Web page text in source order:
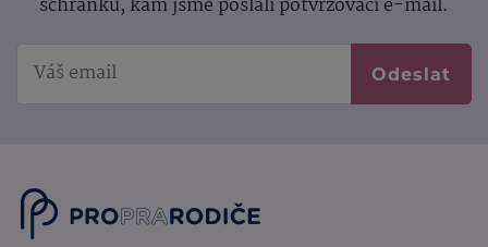
schránku, kam jsme poslali potvrzovací e-mail.
Odeslat